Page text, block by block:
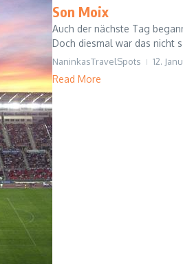
Son Moix
Auch der nächste Tag
Doch diesmal war das nicht
NaninkasTravelSpots 12.
Read More